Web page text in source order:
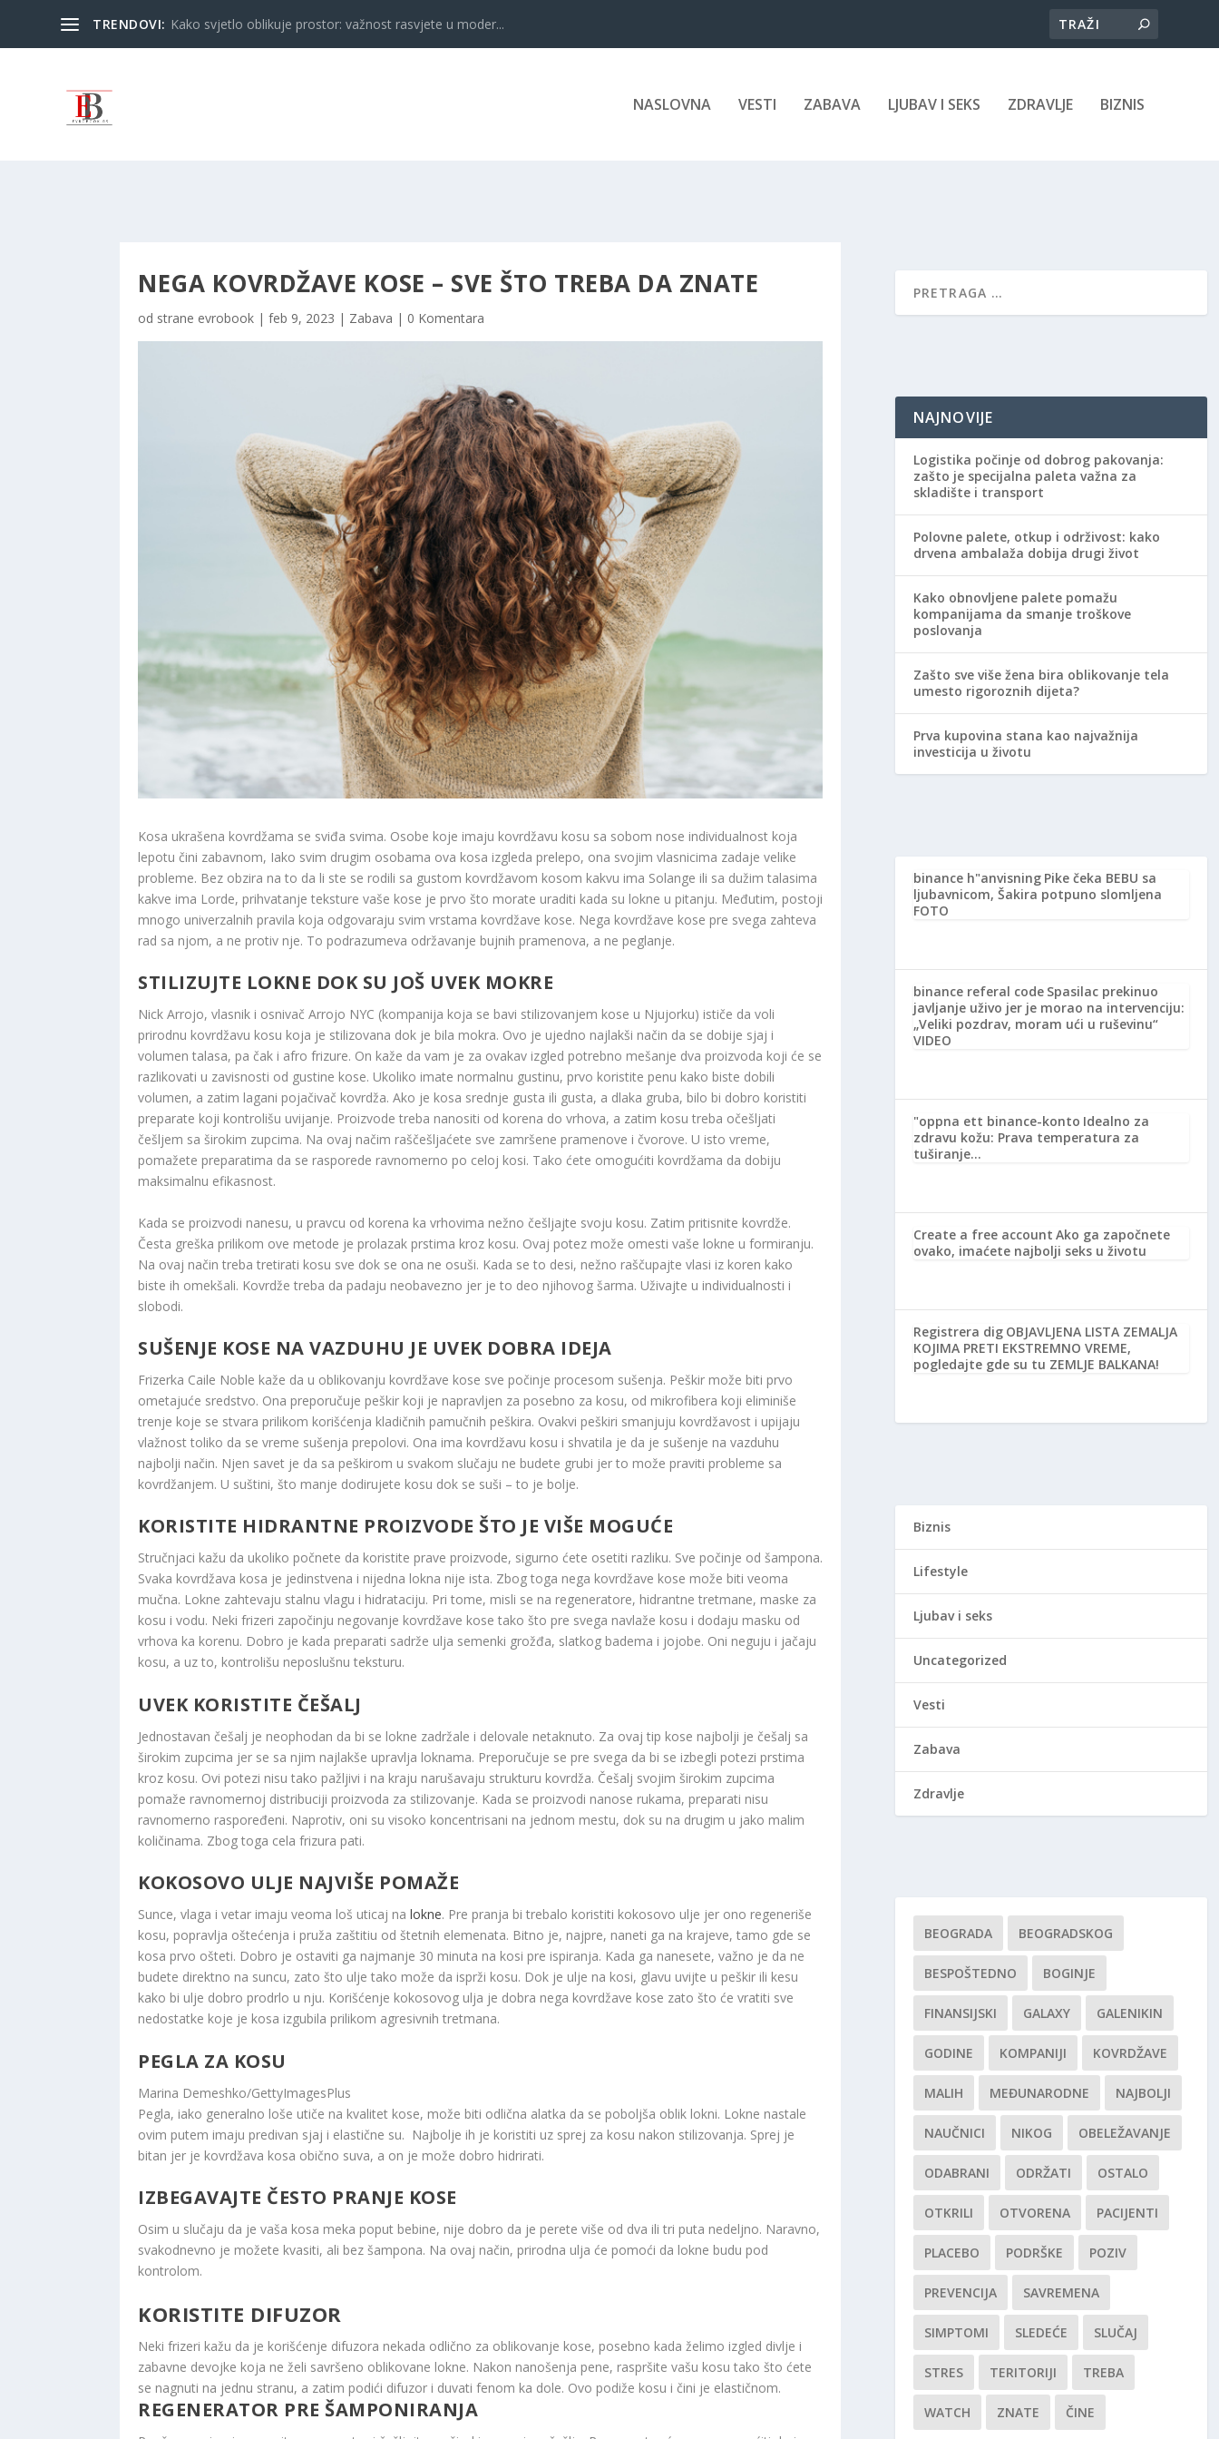
TRENDOVI: Kako svjetlo oblikuje prostor: važnost rasvjete u moder...
NASLOVNA VESTI ZABAVA LJUBAV I SEKS ZDRAVLJE BIZNIS
NEGA KOVRDŽAVE KOSE – SVE ŠTO TREBA DA ZNATE
od strane evrobook | feb 9, 2023 | Zabava | 0 Komentara
Kosa ukrašena kovrdžama se sviđa svima. Osobe koje imaju kovrdžavu kosu sa sobom nose individualnost koja
lepotu čini zabavnom, Iako svim drugim osobama ova kosa izgleda prelepo, ona svojim vlasnicima zadaje velike
probleme. Bez obzira na to da li ste se rodili sa gustom kovrdžavom kosom kakvu ima Solange ili sa dužim talasima
kakve ima Lorde, prihvatanje teksture vaše kose je prvo što morate uraditi kada su lokne u pitanju. Međutim, postoji
mnogo univerzalnih pravila koja odgovaraju svim vrstama kovrdžave kose. Nega kovrdžave kose pre svega zahteva
rad sa njom, a ne protiv nje. To podrazumeva održavanje bujnih pramenova, a ne peglanje.
STILIZUJTE LOKNE DOK SU JOŠ UVEK MOKRE
Nick Arrojo, vlasnik i osnivač Arrojo NYC (kompanija koja se bavi stilizovanjem kose u Njujorku) ističe da voli
prirodnu kovrdžavu kosu koja je stilizovana dok je bila mokra. Ovo je ujedno najlakši način da se dobije sjaj i
volumen talasa, pa čak i afro frizure. On kaže da vam je za ovakav izgled potrebno mešanje dva proizvoda koji će se
razlikovati u zavisnosti od gustine kose. Ukoliko imate normalnu gustinu, prvo koristite penu kako biste dobili
volumen, a zatim lagani pojačivač kovrdža. Ako je kosa srednje gusta ili gusta, a dlaka gruba, bilo bi dobro koristiti
preparate koji kontrolišu uvijanje. Proizvode treba nanositi od korena do vrhova, a zatim kosu treba očešljati
češljem sa širokim zupcima. Na ovaj načim raščešljaćete sve zamršene pramenove i čvorove. U isto vreme,
pomažete preparatima da se rasporede ravnomerno po celoj kosi. Tako ćete omogućiti kovrdžama da dobiju
maksimalnu efikasnost.
Kada se proizvodi nanesu, u pravcu od korena ka vrhovima nežno češljajte svoju kosu. Zatim pritisnite kovrdže.
Česta greška prilikom ove metode je prolazak prstima kroz kosu. Ovaj potez može omesti vaše lokne u formiranju.
Na ovaj način treba tretirati kosu sve dok se ona ne osuši. Kada se to desi, nežno raščupajte vlasi iz koren kako
biste ih omekšali. Kovrdže treba da padaju neobavezno jer je to deo njihovog šarma. Uživajte u individualnosti i
slobodi.
SUŠENJE KOSE NA VAZDUHU JE UVEK DOBRA IDEJA
Frizerka Caile Noble kaže da u oblikovanju kovrdžave kose sve počinje procesom sušenja. Peškir može biti prvo
ometajuće sredstvo. Ona preporučuje peškir koji je napravljen za posebno za kosu, od mikrofibera koji eliminiše
trenje koje se stvara prilikom korišćenja kladičnih pamučnih peškira. Ovakvi peškiri smanjuju kovrdžavost i upijaju
vlažnost toliko da se vreme sušenja prepolovi. Ona ima kovrdžavu kosu i shvatila je da je sušenje na vazduhu
najbolji način. Njen savet je da sa peškirom u svakom slučaju ne budete grubi jer to može praviti probleme sa
kovrdžanjem. U suštini, što manje dodirujete kosu dok se suši – to je bolje.
KORISTITE HIDRANTNE PROIZVODE ŠTO JE VIŠE MOGUĆE
Stručnjaci kažu da ukoliko počnete da koristite prave proizvode, sigurno ćete osetiti razliku. Sve počinje od šampona.
Svaka kovrdžava kosa je jedinstvena i nijedna lokna nije ista. Zbog toga nega kovrdžave kose može biti veoma
mučna. Lokne zahtevaju stalnu vlagu i hidrataciju. Pri tome, misli se na regeneratore, hidrantne tretmane, maske za
kosu i vodu. Neki frizeri započinju negovanje kovrdžave kose tako što pre svega navlaže kosu i dodaju masku od
vrhova ka korenu. Dobro je kada preparati sadrže ulja semenki grožđa, slatkog badema i jojobe. Oni neguju i jačaju
kosu, a uz to, kontrolišu neposlušnu teksturu.
UVEK KORISTITE ČEŠALJ
Jednostavan češalj je neophodan da bi se lokne zadržale i delovale netaknuto. Za ovaj tip kose najbolji je češalj sa
širokim zupcima jer se sa njim najlakše upravlja loknama. Preporučuje se pre svega da bi se izbegli potezi prstima
kroz kosu. Ovi potezi nisu tako pažljivi i na kraju narušavaju strukturu kovrdža. Češalj svojim širokim zupcima
pomaže ravnomernoj distribuciji proizvoda za stilizovanje. Kada se proizvodi nanose rukama, preparati nisu
ravnomerno raspoređeni. Naprotiv, oni su visoko koncentrisani na jednom mestu, dok su na drugim u jako malim
količinama. Zbog toga cela frizura pati.
KOKOSOVO ULJE NAJVIŠE POMAŽE
Sunce, vlaga i vetar imaju veoma loš uticaj na lokne. Pre pranja bi trebalo koristiti kokosovo ulje jer ono regeneriše
kosu, popravlja oštećenja i pruža zaštitiu od štetnih elemenata. Bitno je, najpre, naneti ga na krajeve, tamo gde se
kosa prvo ošteti. Dobro je ostaviti ga najmanje 30 minuta na kosi pre ispiranja. Kada ga nanesete, važno je da ne
budete direktno na suncu, zato što ulje tako može da isprži kosu. Dok je ulje na kosi, glavu uvijte u peškir ili kesu
kako bi ulje dobro prodrlo u nju. Korišćenje kokosovog ulja je dobra nega kovrdžave kose zato što će vratiti sve
nedostatke koje je kosa izgubila prilikom agresivnih tretmana.
PEGLA ZA KOSU
Marina Demeshko/GettyImagesPlus
Pegla, iako generalno loše utiče na kvalitet kose, može biti odlična alatka da se poboljša oblik lokni. Lokne nastale
ovim putem imaju predivan sjaj i elastične su. Najbolje ih je koristiti uz sprej za kosu nakon stilizovanja. Sprej je
bitan jer je kovrdžava kosa obično suva, a on je može dobro hidrirati.
IZBEGAVAJTE ČESTO PRANJE KOSE
Osim u slučaju da je vaša kosa meka poput bebine, nije dobro da je perete više od dva ili tri puta nedeljno. Naravno,
svakodnevno je možete kvasiti, ali bez šampona. Na ovaj način, prirodna ulja će pomoći da lokne budu pod
kontrolom.
KORISTITE DIFUZOR
Neki frizeri kažu da je korišćenje difuzora nekada odlično za oblikovanje kose, posebno kada želimo izgled divlje i
zabavne devojke koja ne želi savršeno oblikovane lokne. Nakon nanošenja pene, raspršite vašu kosu tako što ćete
se nagnuti na jednu stranu, a zatim podići difuzor i duvati fenom ka dole. Ovo podiže kosu i čini je elastičnom.
REGENERATOR PRE ŠAMPONIRANJA
NAJNOVIJE
Logistika počinje od dobrog pakovanja:
zašto je specijalna paleta važna za
skladište i transport
Polovne palete, otkup i održivost: kako
drvena ambalaža dobija drugi život
Kako obnovljene palete pomažu
kompanijama da smanje troškove
poslovanja
Zašto sve više žena bira oblikovanje tela
umesto rigoroznih dijeta?
Prva kupovina stana kao najvažnija
investicija u životu
binance h"anvisning Pike čeka BEBU sa
ljubavnicom, Šakira potpuno slomljena
FOTO
binance referal code Spasilac prekinuo
javljanje uživo jer je morao na intervenciju:
„Veliki pozdrav, moram ući u ruševinu“
VIDEO
"oppna ett binance-konto Idealno za
zdravu kožu: Prava temperatura za
tuširanje…
Create a free account Ako ga započnete
ovako, imaćete najbolji seks u životu
Registrera dig OBJAVLJENA LISTA ZEMALJA
KOJIMA PRETI EKSTREMNO VREME,
pogledajte gde su tu ZEMLJE BALKANA!
Biznis
Lifestyle
Ljubav i seks
Uncategorized
Vesti
Zabava
Zdravlje
BEOGRADA BEOGRADSKOG
BESPOŠTEDNO BOGINJE
FINANSIJSKI GALAXY GALENIKIN
GODINE KOMPANIJI KOVRDŽAVE
MALIH MEĐUNARODNE NAJBOLJI
NAUČNICI NIKOG OBELEŽAVANJE
ODABRANI ODRŽATI OSTALO
OTKRILI OTVORENA PACIJENTI
PLACEBO PODRŠKE POZIV
PREVENCIJA SAVREMENA
SIMPTOMI SLEDEĆE SLUČAJ
STRES TERITORIJI TREBA
WATCH ZNATE ČINE